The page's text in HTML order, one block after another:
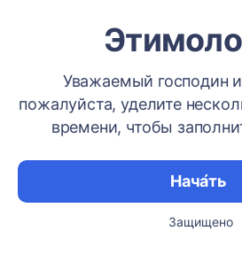
Уважаемый господин
пожалуйста, уделите
времени, чтобы
Нача́ть
Защищено